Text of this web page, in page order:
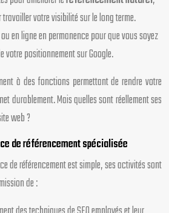
votre visibilité sur le long terme.
en ligne en permanence pour que vous soyez
votre positionnement sur Google.
à des fonctions permettant de rendre votre
durablement. Mais quelles sont réellement ses
web ?
de référencement spécialisée
de référencement est simple, ses activités sont
de :